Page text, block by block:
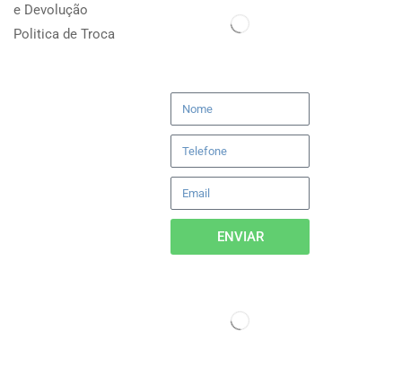
e Devolução
Politica de Troca
ENVIAR